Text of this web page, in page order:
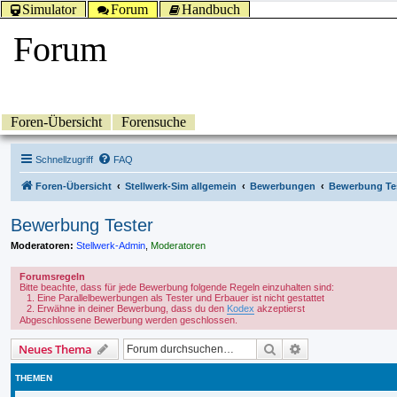
Simulator Forum Handbuch
Forum
Foren-Übersicht Forensuche
Schnellzugriff FAQ
Foren-Übersicht Stellwerk-Sim allgemein Bewerbungen Bewerbung
Bewerbung Tester
Moderatoren: Stellwerk-Admin Moderatoren
Forumsregeln
Bitte beachte, dass für jede Bewerbung folgende Regeln einzuhalten sind:
Eine Parallelbewerbungen als Tester und Erbauer ist nicht gestattet
Erwähne in deiner Bewerbung, dass du den Kodex akzeptierst
Abgeschlossene Bewerbung werden geschlossen.
Neues Thema Suche
THEMEN